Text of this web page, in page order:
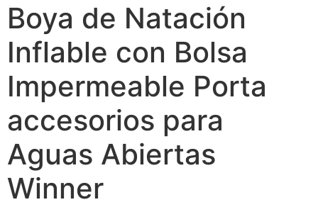
Boya de Natación
Inflable con Bolsa
Impermeable Porta
accesorios para
Aguas Abiertas
Winner